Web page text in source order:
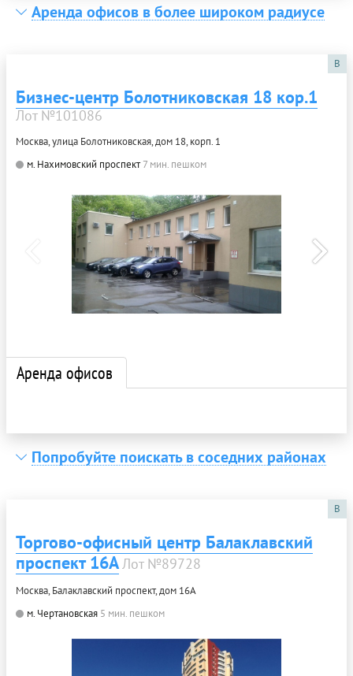
Аренда офисов в более широком радиусе
B
Бизнес-центр Болотниковская 18 кор.1
Лот №101086
Москва, улица Болотниковская, дом 18, корп. 1
м. Нахимовский проспект 7 мин. пешком
Аренда офисов
Попробуйте поискать в соседних районах
B
Торгово-офисный центр Балаклавский
проспект 16АЛот №89728
Москва, Балаклавский проспект, дом 16А
м. Чертановская 5 мин. пешком